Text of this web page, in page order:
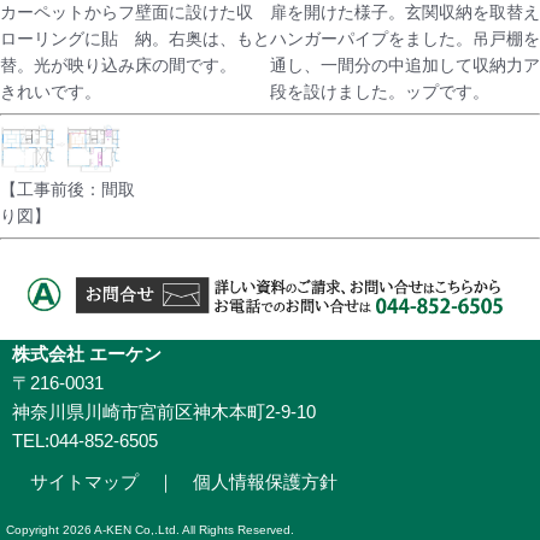
カーペットからフ
ローリングに貼
替。光が映り込み
きれいです。
壁面に設けた収
納。右奥は、もと
床の間です。
扉を開けた様子。
ハンガーパイプを
通し、一間分の中
段を設けました。
玄関収納を取替え
ました。吊戸棚を
追加して収納力ア
ップです。
【工事前後：間取
り図】
株式会社 エーケン
〒216-0031
神奈川県川崎市宮前区神木本町2-9-10
TEL:044-852-6505
サイトマップ｜ 個人情報保護方針
Copyright 2026 A-KEN Co,.Ltd. All Rights Reserved.